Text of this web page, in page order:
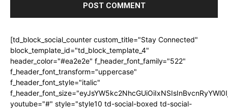
[td_block_social_counter custom_title="Stay Connected"
block_template_id="td_block_template_4"
header_color="#ea2e2e" f_header_font_family="522"
f_header_font_transform="uppercase"
f_header_font_style="italic"
youtube="#" style="style10 td-social-boxed td-social-